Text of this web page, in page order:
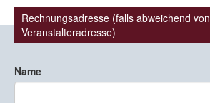
Rechnungsadresse (falls abweichend von
Veranstalteradresse)
Name